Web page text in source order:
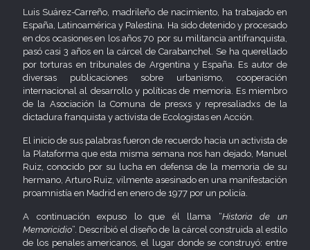
Luis Suárez-Carreño, madrileño de nacimiento, ha trabajado en
España, Latinoamérica y Palestina. Ha sido detenido y procesado
en dos ocasiones en los años 70 por su militancia antifranquista,
pasó casi 3 años en la cárcel de Carabanchel. Se ha querellado
por torturas en tribunales de Argentina y España. Es autor de
diversas publicaciones sobre urbanismo, cooperación
internacional al desarrollo y políticas de memoria. Es miembro
de la Asociación la Comuna de presxs y represaliadxs de la
dictadura franquista y activista de Ecologistas en Acción.
El inicio de sus palabras fueron de recuerdo hacia un activista de
la Plataforma que esta misma semana nos han dejado, Manuel
Ruiz, conocido por su lucha en defensa de la memoria de su
hermano, Arturo Ruiz, vilmente asesinado en una manifestación
proamnistía en Madrid en enero de 1977 por un policía.
A continuación expuso lo que él llama “Historia de un
Memoricidio”. Describió el diseño de la cárcel construida al estilo
de los penales americanos, el lugar donde se construyó: entre